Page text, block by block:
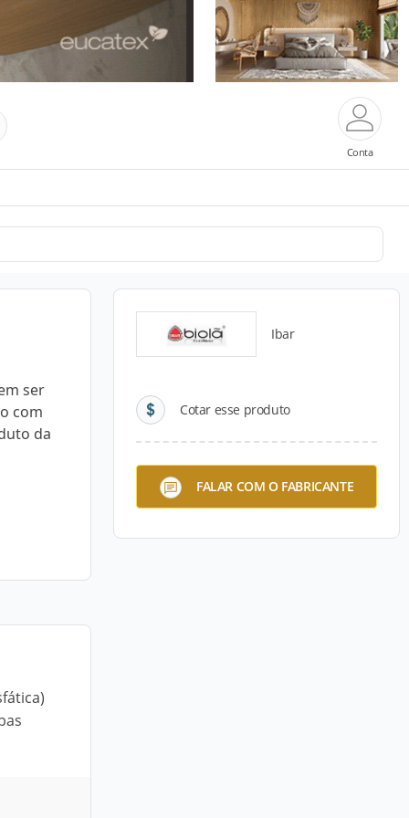
Conta
ser
com
da
Ibar
Cotar esse produto
FALAR COM O FABRICANTE